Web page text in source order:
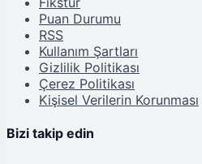
Puan Durumu
RSS
Kullanım Şartları
Gizlilik Politikası
Çerez Politikası
Kişisel Verilerin Korunması
Bizi takip edin